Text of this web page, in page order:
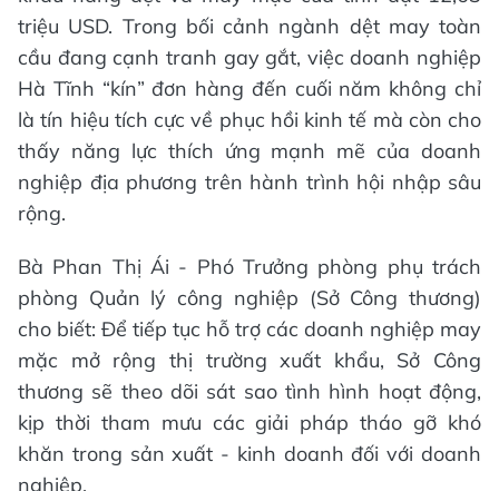
triệu USD. Trong bối cảnh ngành dệt may toàn
cầu đang cạnh tranh gay gắt, việc doanh nghiệp
Hà Tĩnh “kín” đơn hàng đến cuối năm không chỉ
là tín hiệu tích cực về phục hồi kinh tế mà còn cho
thấy năng lực thích ứng mạnh mẽ của doanh
nghiệp địa phương trên hành trình hội nhập sâu
rộng.
Bà Phan Thị Ái - Phó Trưởng phòng phụ trách
phòng Quản lý công nghiệp (Sở Công thương)
cho biết: Để tiếp tục hỗ trợ các doanh nghiệp may
mặc mở rộng thị trường xuất khẩu, Sở Công
thương sẽ theo dõi sát sao tình hình hoạt động,
kịp thời tham mưu các giải pháp tháo gỡ khó
khăn trong sản xuất - kinh doanh đối với doanh
nghiệp.